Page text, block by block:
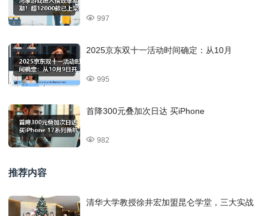
997
2025京东双十一活动时间确定：从10月
995
首降300元叠加次日达 买iPhone
982
推荐内容
清华大学教授徐井宏加盟昆仑学堂，三大实战